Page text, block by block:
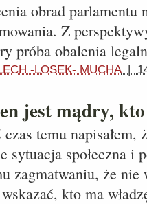
obrad parlamentu
Z
próba obalenia
-LOSEK- MUCHA|
jest mądry,
czas temu napisałem,
sytuacja społeczna i
zagmatwaniu, że
wskazać, kto ma